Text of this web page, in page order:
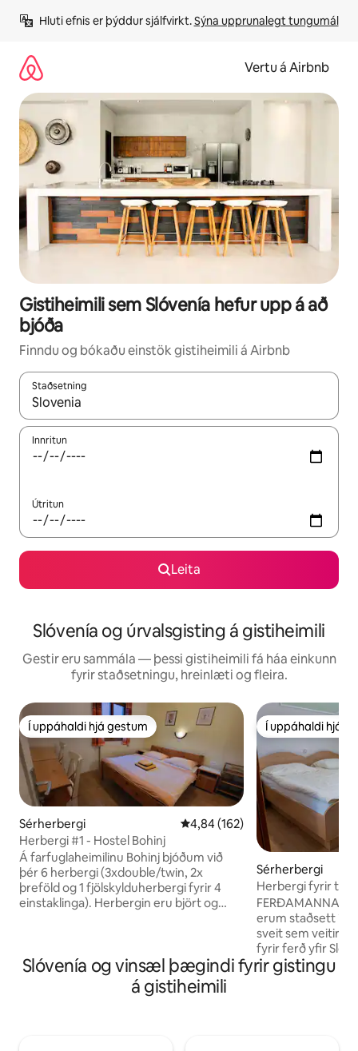
beint
Hluti efnis er þýddur sjálfvirkt. Sýna upprunalegt tungumál
Vertu á Airbnb
Gistiheimili sem Slóvenía hefur upp á að
bjóða
Finndu og bókaðu einstök gistiheimili á Airbnb
Staðsetning
Þegar niðurstöður liggja fyrir skaltu nota upp og niður
Innritun
Útritun
Leita
Slóvenía og úrvalsgisting á gistiheimili
Gestir eru sammála — þessi gistiheimili fá háa einkunn
fyrir staðsetningu, hreinlæti og fleira.
Í uppáhaldi hjá gestum
Í uppáhaldi hjá gestum
Sérherbergi 4,84 af 5 í meðaleinkunn, 162
4,84 (162)
Herbergi #1 - Hostel Bohinj
Á farfuglaheimilinu Bohinj bjóðum við
þér 6 herbergi (3xdouble/twin, 2x
þreföld og 1 fjölskylduherbergi fyrir 4
einstaklinga). Herbergin eru björt og
hæð deila „eldhúsi“ á ganginum
(ísskápur, 2 hringir í rafmagnseldavél,
örbylgjuofn, diskar,...) Vinsamlegast
Í uppáhaldi hjá
Í uppáhaldi hjá
Sérherbergi
Herbergi fyrir tvo
Jana)
erum staðsett í
sveit sem veitir
fyrir ferð yfir
Ljubljana er 18
km, Ski Center
Slóvenía og vinsæl þægindi fyrir gistingu
á gistiheimili